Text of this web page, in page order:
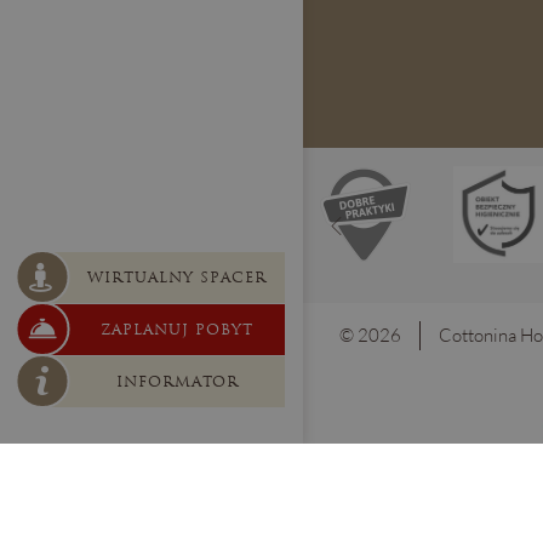
WIRTUALNY SPACER
ZAPLANUJ POBYT
INFORMATOR
© 2026 Cottonina